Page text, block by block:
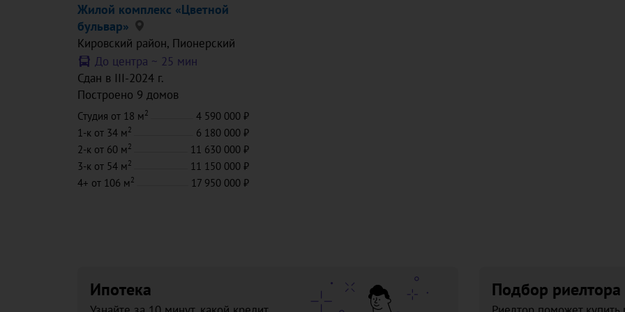
Жилой комплекс «Цветной
бульвар»
Кировский район, Пионерский
До центра ~ 25 мин
Сдан в III-2024 г.
Построено 9 домов
Студия от 18 м2
4 590 000
1-к от 34 м2
6 180 000
2-к от 60 м2
11 630 000
3-к от 54 м2
11 150 000
4+ от 106 м2 17 950 000
Ипотека Подбор риелтора